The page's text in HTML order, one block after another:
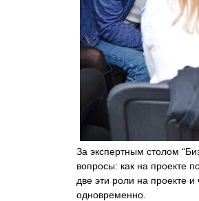
За экспертным столом
вопросы: как на проекте
две эти роли на проекте
одновременно.